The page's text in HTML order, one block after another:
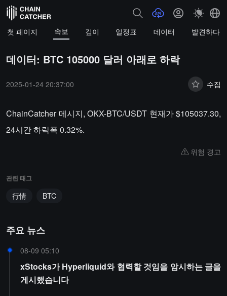
첫 페이지 속보 깊이 일정표 데이터 발견하다
데이터: BTC 105000 달러 아래로 하락
2025-01-24 20:37:00 수집
ChainCatcher 메시지, OKX-BTC/USDT 현재가 $105037.30,
24시간 하락폭 0.32%.
위험 경고
관련 태그
行情 BTC
주요 뉴스
08-09 05:10
xStocks가 Hyperliquid와 협력할 것임을 암시하는 글을
게시했습니다